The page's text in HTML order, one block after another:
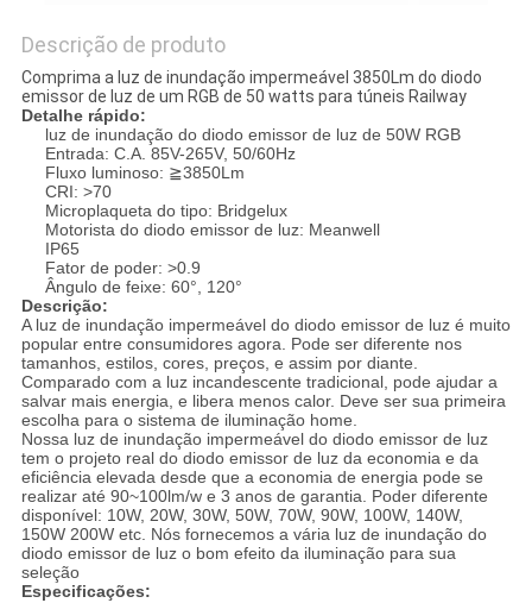
Descrição de produto
Comprima a luz de inundação impermeável 3850Lm do diodo
emissor de luz de um RGB de 50 watts para túneis Railway
Detalhe rápido:
luz de inundação do diodo emissor de luz de 50W RGB
Entrada: C.A. 85V-265V, 50/60Hz
Fluxo luminoso: ≧3850Lm
CRI: >70
Microplaqueta do tipo: Bridgelux
Motorista do diodo emissor de luz: Meanwell
IP65
Fator de poder: >0.9
Ângulo de feixe: 60°, 120°
Descrição:
A luz de inundação impermeável do diodo emissor de luz é muito
popular entre consumidores agora. Pode ser diferente nos
tamanhos, estilos, cores, preços, e assim por diante.
Comparado com a luz incandescente tradicional, pode ajudar a
salvar mais energia, e libera menos calor. Deve ser sua primeira
escolha para o sistema de iluminação home.
Nossa luz de inundação impermeável do diodo emissor de luz
tem o projeto real do diodo emissor de luz da economia e da
eficiência elevada desde que a economia de energia pode se
realizar até 90~100lm/w e 3 anos de garantia. Poder diferente
disponível: 10W, 20W, 30W, 50W, 70W, 90W, 100W, 140W,
150W 200W etc. Nós fornecemos a vária luz de inundação do
diodo emissor de luz o bom efeito da iluminação para sua
seleção
Especificações: